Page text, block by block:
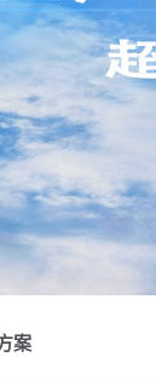
视频会议
集团电话
楼宇对讲
门禁考勤
公共广播
案